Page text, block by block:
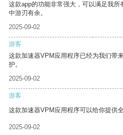
这款app的功能非常强大，可以满足我
中游刃有余。
2025-09-02
游客
这款加速器VPM应用程序已经为我们带
护。
2025-09-02
游客
这款加速器VPM应用程序可以给你提供
2025-09-02